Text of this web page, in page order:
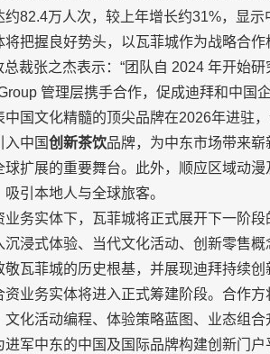
82.4万人次，较上年增长约31%，显
把握良好势头，以瓦菲城作为战略合作
总裁张之杰表示：“团队自 2024 年开始
管理层携手合作，促成迪拜和中国
国文化精髓的顶尖品牌在2026年进驻
入中国创新茶饮品牌，为中东市场带来崭
球扩展的重要舞台。此外，顺应区域动
引本地人与全球旅客。
业务实体下，瓦菲城将正式展开下一阶
浸式体验、当代文化活动、创新零售
瓦菲城的历史根基，并展现迪拜持续创
业务实体将进入正式筹建阶段。合作
化活动编程、体验策略蓝图、业态组
军中东的中国及国际品牌构建创新门户